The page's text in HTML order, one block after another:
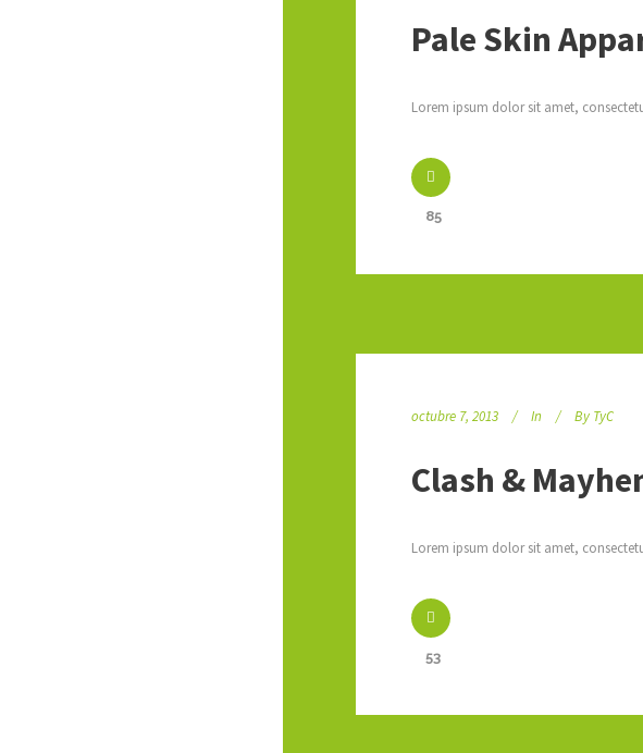
Pale Skin
Lorem ipsum dolor sit amet,
85
octubre 7, 2013 In By TyC
Clash &
Lorem ipsum dolor sit amet,
53